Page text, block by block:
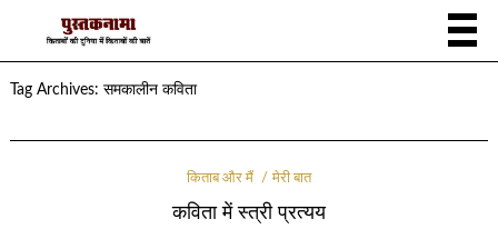
Tag Archives: समकालीन कविता
किताब और मैं मेरी बात
कविता में स्‍त्री प्रत्‍यय